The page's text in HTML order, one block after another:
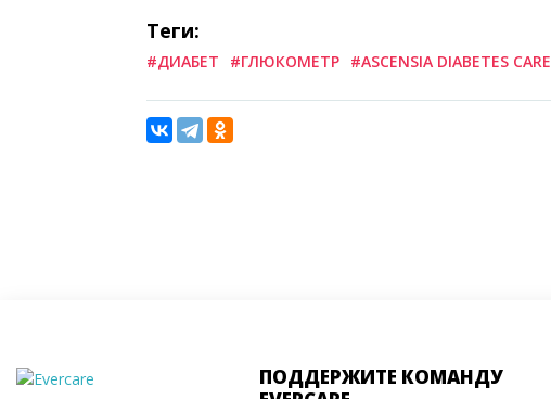
Теги:
#ДИАБЕТ #ГЛЮКОМЕТР #ASCENSIA DIABETES CARE
ПОДДЕРЖИТЕ КОМАНДУ